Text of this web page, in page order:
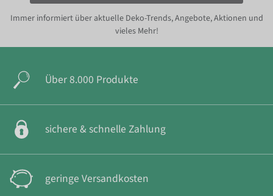
Immer informiert über aktuelle Deko-Trends, Angebote, Aktionen und
vieles Mehr!
Über 8.000 Produkte
sichere & schnelle Zahlung
geringe Versandkosten